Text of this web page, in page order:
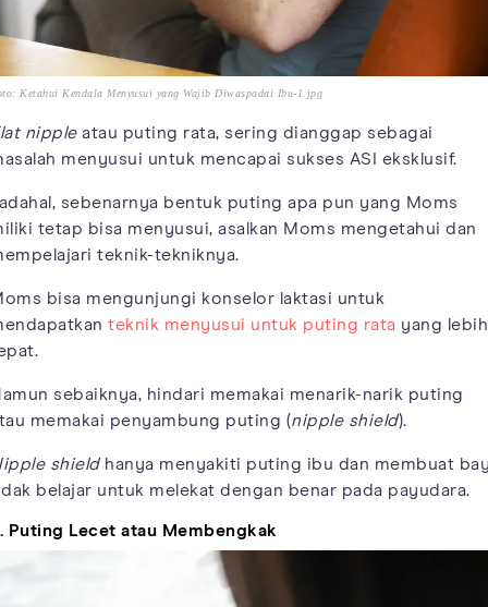
Ketahui Kendala Menyusui yang Wajib Diwaspadai Ibu-1.jpg
nippleatau puting rata, sering dianggap sebagai
menyusui untuk mencapai sukses ASI eksklusif.
sebenarnya bentuk puting apa pun yang Moms
tetap bisa menyusui, asalkan Moms mengetahui dan
teknik-tekniknya.
bisa mengunjungi konselor laktasi untuk
teknik menyusui untuk puting rata yang lebih
sebaiknya, hindari memakai menarik-narik puting
memakai penyambung puting (nipple shield).
shieldhanya menyakiti puting ibu dan membuat
belajar untuk melekat dengan benar pada payudara.
Puting Lecet atau Membengkak